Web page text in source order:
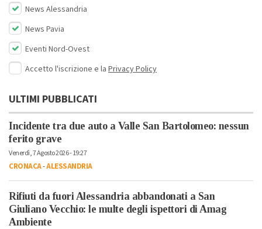
News Alessandria
News Pavia
Eventi Nord-Ovest
Accetto l'iscrizione e la Privacy Policy
ULTIMI PUBBLICATI
Incidente tra due auto a Valle San Bartolomeo: nessun
ferito grave
Venerdì, 7 Agosto 2026 - 19:27
CRONACA-ALESSANDRIA
Rifiuti da fuori Alessandria abbandonati a San
Giuliano Vecchio: le multe degli ispettori di Amag
Ambiente